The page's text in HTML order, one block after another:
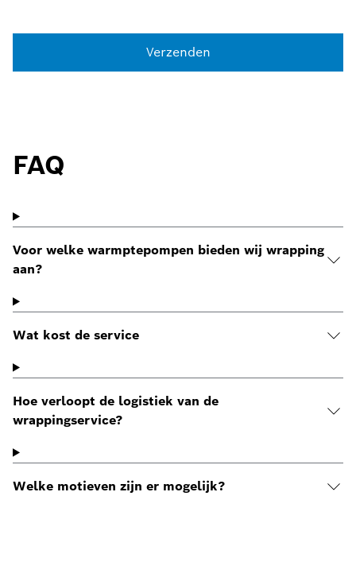
Verzenden
FAQ
Voor welke warmptepompen bieden wij wrapping
aan?
Wat kost de service
Hoe verloopt de logistiek van de
wrappingservice?
Welke motieven zijn er mogelijk?